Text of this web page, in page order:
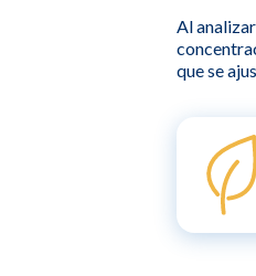
Al
que se